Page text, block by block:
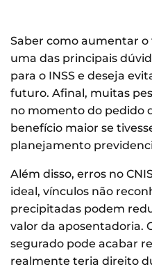
Saber como aumentar
uma das principais
para o INSS e deseja
futuro. Afinal, muitas
no momento do pedido
benefício maior se
planejamento
Além disso, erros no
ideal, vínculos não
precipitadas podem
valor da aposentadoria.
segurado pode acabar
realmente teria direito